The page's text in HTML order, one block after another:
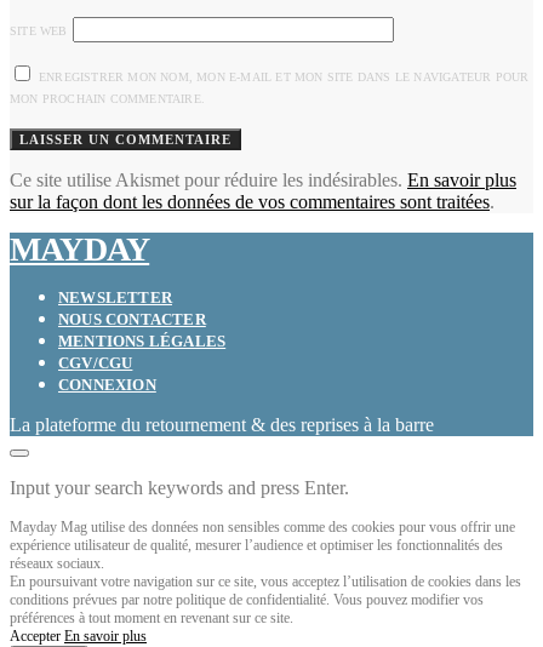
SITE WEB
ENREGISTRER MON NOM, MON E-MAIL ET MON SITE DANS LE NAVIGATEUR POUR
MON PROCHAIN COMMENTAIRE.
Ce site utilise Akismet pour réduire les indésirables. En savoir plus
sur la façon dont les données de vos commentaires sont traitées.
MAYDAY
NEWSLETTER
NOUS CONTACTER
MENTIONS LÉGALES
CGV/CGU
CONNEXION
La plateforme du retournement & des reprises à la barre
Input your search keywords and press Enter.
Mayday Mag utilise des données non sensibles comme des cookies pour vous offrir une
expérience utilisateur de qualité, mesurer l’audience et optimiser les fonctionnalités des
réseaux sociaux.
En poursuivant votre navigation sur ce site, vous acceptez l’utilisation de cookies dans les
conditions prévues par notre politique de confidentialité. Vous pouvez modifier vos
préférences à tout moment en revenant sur ce site.
Accepter En savoir plus